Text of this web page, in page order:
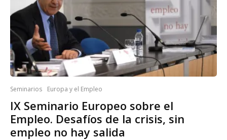
Seminarios Europa y el Empleo
IX Seminario Europeo sobre el
Empleo. Desafíos de la crisis, sin
empleo no hay salida